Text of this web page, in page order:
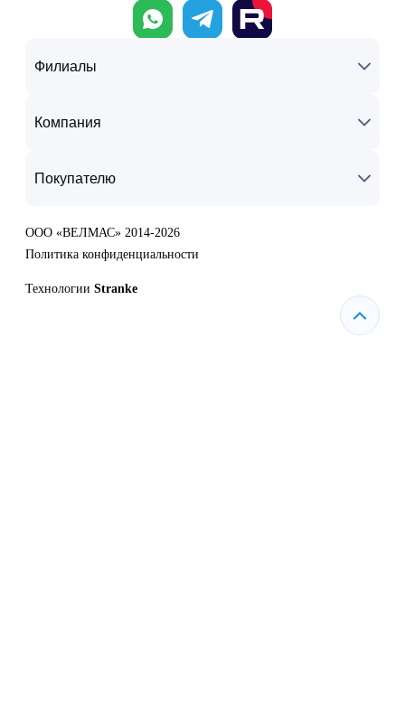
Филиалы
Компания
Покупателю
ООО «ВЕЛМАС» 2014-2026
Политика конфиденциальности
Технологии Stranke